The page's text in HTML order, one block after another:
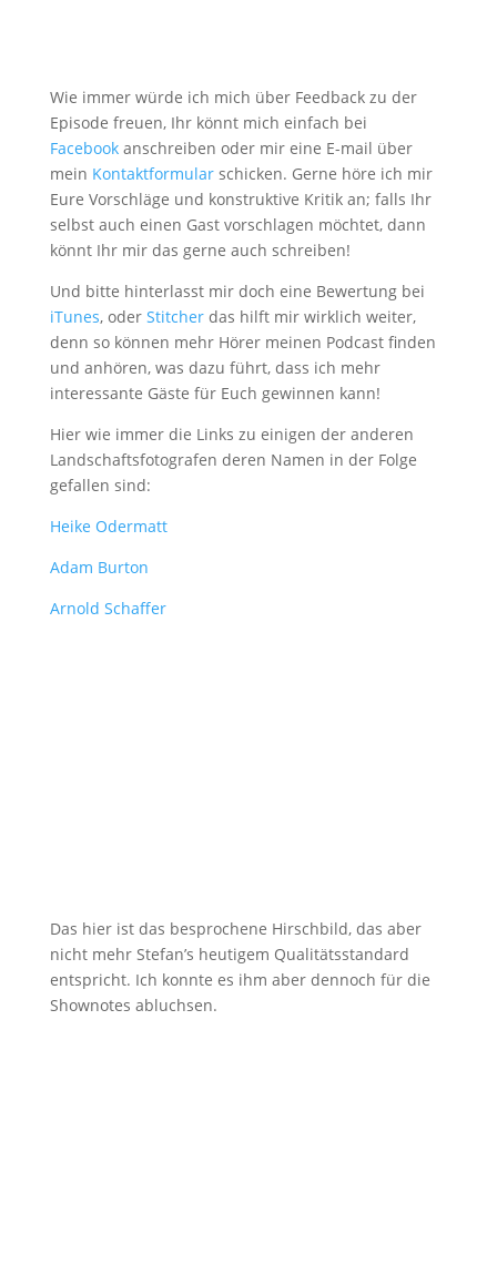
Wie immer würde ich mich über Feedback zu der
Episode freuen, Ihr könnt mich einfach bei
Facebookanschreiben oder mir eine E-mail über
mein Kontaktformularschicken. Gerne höre ich mir
Eure Vorschläge und konstruktive Kritik an; falls Ihr
selbst auch einen Gast vorschlagen möchtet, dann
könnt Ihr mir das gerne auch schreiben!
Und bitte hinterlasst mir doch eine Bewertung bei
iTunes, oder Stitcherdas hilft mir wirklich weiter,
denn so können mehr Hörer meinen Podcast finden
und anhören, was dazu führt, dass ich mehr
interessante Gäste für Euch gewinnen kann!
Hier wie immer die Links zu einigen der anderen
Landschaftsfotografen deren Namen in der Folge
gefallen sind:
Heike Odermatt
Adam Burton
Arnold Schaffer
Das hier ist das besprochene Hirschbild, das aber
nicht mehr Stefan’s heutigem Qualitätsstandard
entspricht. Ich konnte es ihm aber dennoch für die
Shownotes abluchsen.